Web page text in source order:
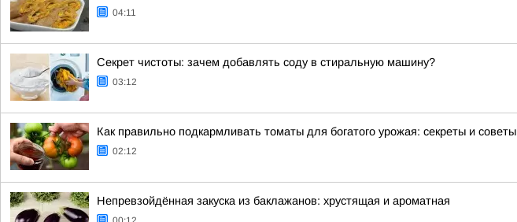
04:11
Секрет чистоты: зачем добавлять соду в стиральную машину?
03:12
Как правильно подкармливать томаты для богатого урожая: секреты и советы
02:12
Непревзойдённая закуска из баклажанов: хрустящая и ароматная